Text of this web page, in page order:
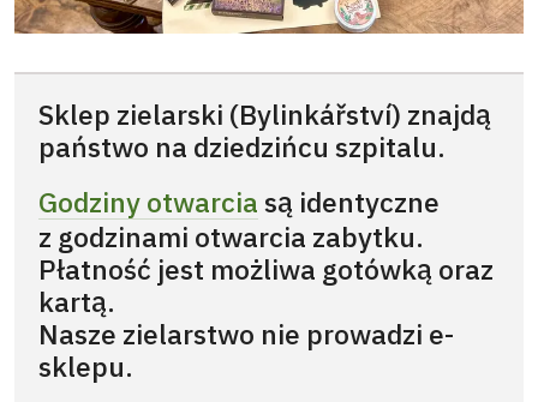
Sklep zielarski (Bylinkářství) znajdą
państwo na dziedzińcu szpitalu.
Godziny otwarcia są identyczne
z godzinami otwarcia zabytku.
Płatność jest możliwa gotówką oraz
kartą.
Nasze zielarstwo nie prowadzi e-
sklepu.